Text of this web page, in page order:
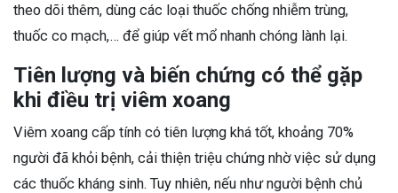
theo dõi thêm, dùng các loại thuốc chống nhiễm trùng,
thuốc co mạch,… để giúp vết mổ nhanh chóng lành lại.
Tiên lượng và biến chứng có thể gặp
khi điều trị viêm xoang
Viêm xoang cấp tính có tiên lượng khá tốt, khoảng 70%
người đã khỏi bệnh, cải thiện triệu chứng nhờ việc sử dụng
các thuốc kháng sinh. Tuy nhiên, nếu như người bệnh chủ